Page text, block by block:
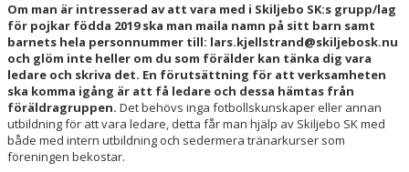
Om man är intresserad av att vara med i Skiljebo SK:s grupp/lag
för pojkar födda 2019 ska man maila namn på sitt barn samt
barnets hela personnummer till: lars.kjellstrand@skiljebosk.nu
och glöm inte heller om du som förälder kan tänka dig vara
ledare och skriva det. En förutsättning för att verksamheten
ska komma igång är att få ledare och dessa hämtas från
föräldragruppen. Det behövs inga fotbollskunskaper eller annan
utbildning för att vara ledare, detta får man hjälp av Skiljebo SK med
både med intern utbildning och sedermera tränarkurser som
föreningen bekostar.